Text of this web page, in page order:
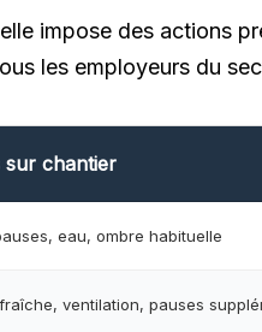
impose des actions
les employeurs du
sur chantier
eau, ombre habituelle
ventilation, pauses